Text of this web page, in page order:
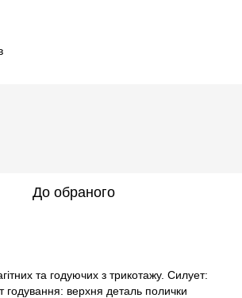
До обраного
та годуючих з трикотажу. Силует:
годування: верхня деталь полички